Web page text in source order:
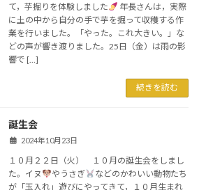
て，芋掘りを体験しました
年長さんは，実際
に土の中から自分の手で芋を掘って収穫する作
業を行いました。「やった。これ大きい。」な
どの声が響き渡りました。25日（金）は雨の影
響で […]
続きを読む
誕生会
2024年10月23日
１０月２２日（火） １０月の誕生会をしまし
た。イヌ
やうさぎ
などのかわいい動物たち
が「玉入れ」遊びにやってきて，１０月生まれ